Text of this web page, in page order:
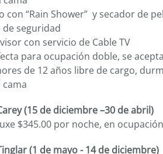
con “Rain Shower” y secador de
de seguridad
con servicio de Cable TV
para ocupación doble, se
de 12 años libre de cargo,
cama
(15 de diciembre –30 de abril)
$345.00 por noche, en
(1 de mayo - 14 de diciembre)